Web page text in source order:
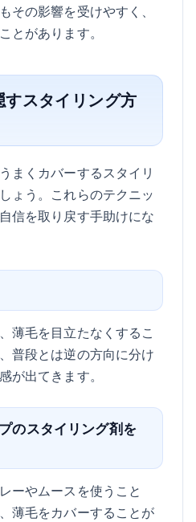
その影響を受けやすく、
とがあります。
スタイリング方
まくカバーするスタイリ
ょう。これらのテクニッ
信を取り戻す手助けにな
薄毛を目立たなくするこ
普段とは逆の方向に分け
が出てきます。
のスタイリング剤を
ーやムースを使うこと
薄毛をカバーすることが